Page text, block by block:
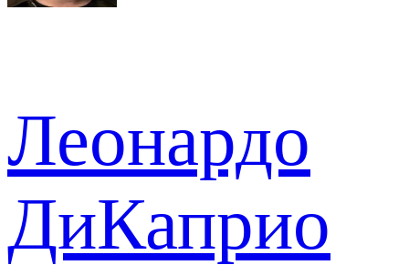
Леонардо
ДиКаприо